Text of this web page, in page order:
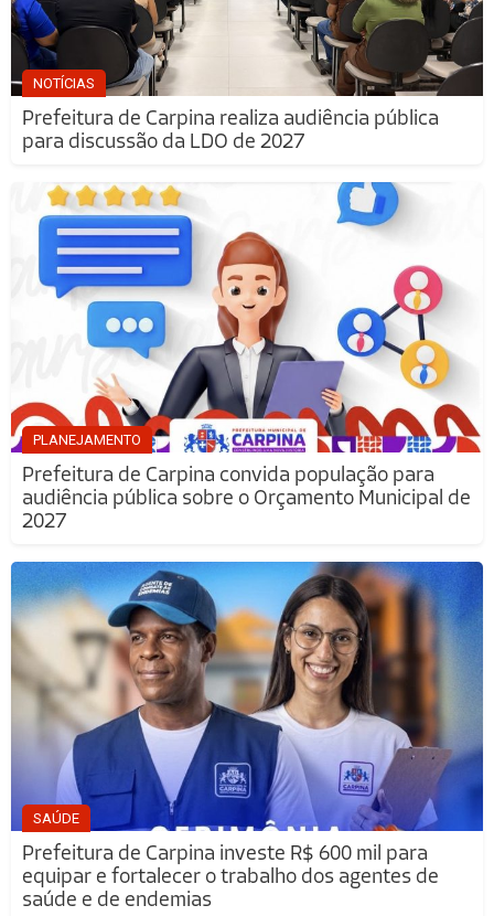
NOTÍCIAS
Prefeitura de Carpina realiza audiência pública
para discussão da LDO de 2027
PLANEJAMENTO
Prefeitura de Carpina convida população para
audiência pública sobre o Orçamento Municipal de
2027
SAÚDE
Prefeitura de Carpina investe R$ 600 mil para
equipar e fortalecer o trabalho dos agentes de
saúde e de endemias